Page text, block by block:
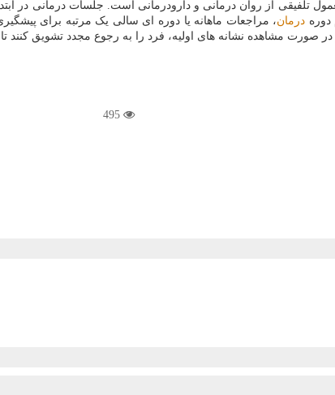
درمان، مراجعات ماهانه یا دوره ای سالی یک مرتبه برای
صورت مشاهده نشانه های اولیه، فرد را به رجوع مجدد تشویق کنند